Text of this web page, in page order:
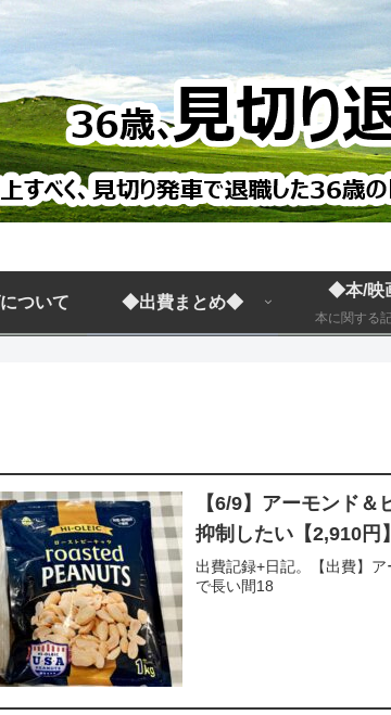
ついて ◆出費まとめ◆
◆本/映
本に関する記
【6/9】アーモンド
抑制したい【2,910円】
出費記録+日記。【出費】
で長い間18